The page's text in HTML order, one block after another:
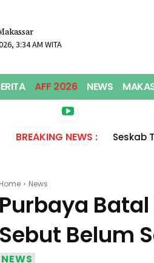
3:34 AM WITA
AFF 2026 NEWS
BREAKING NEWS : Seskab
Home News
Purbaya
Sebut Belum
NEWS